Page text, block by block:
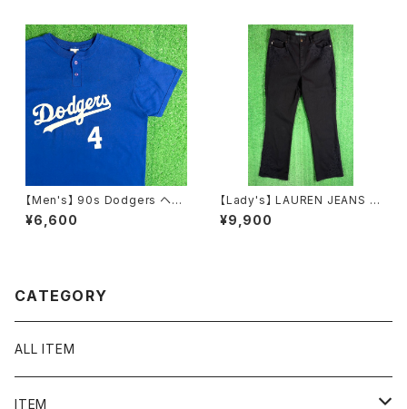
【Men's】 90s Dodgers ヘン
リーネック Tシャツ / アメリカ製
USA製 90年代 ティーシャツ T
¥6,600
【Lady's】 LAUREN JEANS R
ALPH LAUREN レースデザイ
ン フレアパンツ / 古着 パンツ フ
¥9,900
CATEGORY
ALL ITEM
ITEM